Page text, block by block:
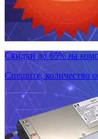
Скидки до 65% на
Спешите, количество